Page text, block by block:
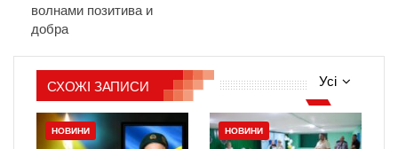
волнами позитива и
добра
Усі
СХОЖІ ЗАПИСИ
НОВИНИ НОВИНИ